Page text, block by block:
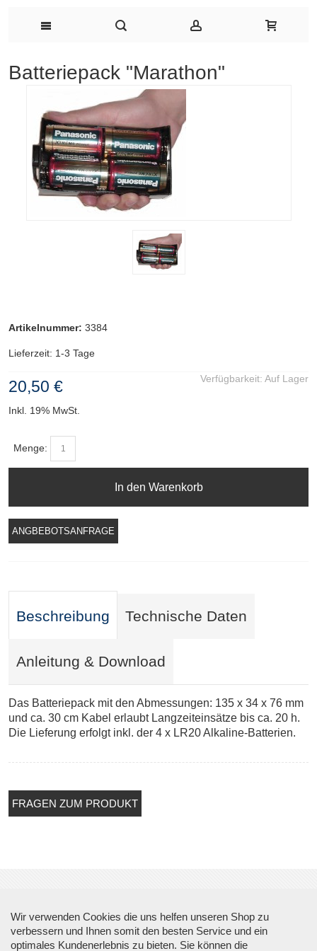
Batteriepack "Marathon"
Artikelnummer: 3384
Lieferzeit: 1-3 Tage
Verfügbarkeit: Auf Lager
20,50 €
Inkl. 19% MwSt.
Menge:
In den Warenkorb
ANGBEBOTSANFRAGE
Beschreibung Technische Daten
Anleitung & Download
Das Batteriepack mit den Abmessungen: 135 x 34 x 76 mm
und ca. 30 cm Kabel erlaubt Langzeiteinsätze bis ca. 20 h.
Die Lieferung erfolgt inkl. der 4 x LR20 Alkaline-Batterien.
FRAGEN ZUM PRODUKT
Über Top Sicherheit
Wir verwenden Cookies die uns helfen unseren Shop zu
verbessern und Ihnen somit den besten Service und ein
optimales Kundenerlebnis zu bieten. Sie können die